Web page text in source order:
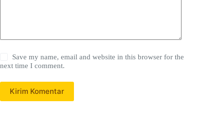
Save my name, email and website in this browser for the
next time I comment.
Kirim Komentar